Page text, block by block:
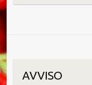
AVVISO